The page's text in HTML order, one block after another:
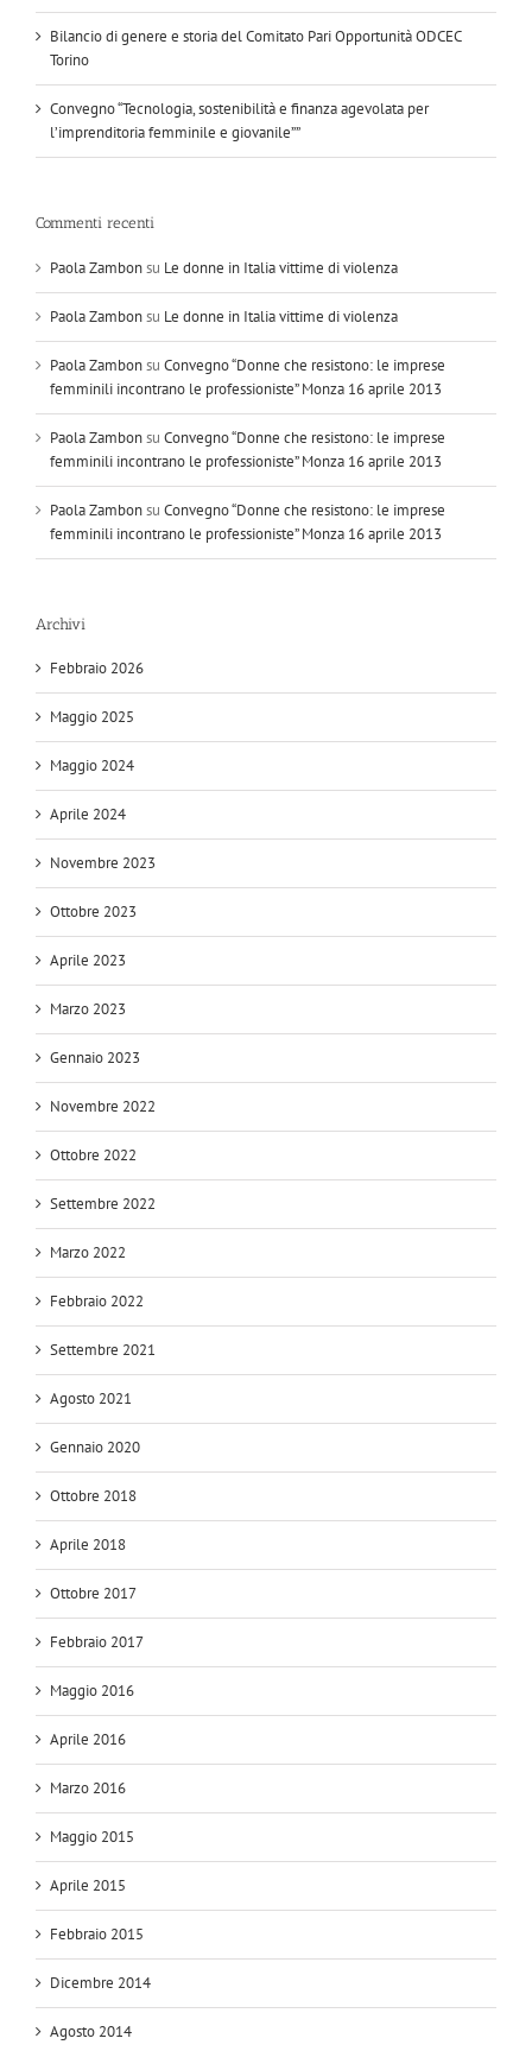
Bilancio di genere e storia del Comitato Pari Opportunità ODCEC
Torino
Convegno “Tecnologia, sostenibilità e finanza agevolata per
l’imprenditoria femminile e giovanile””
Commenti recenti
Paola Zambonsu Le donne in Italia vittime di violenza
Paola Zambonsu Le donne in Italia vittime di violenza
Paola Zambonsu Convegno “Donne che resistono: le imprese
femminili incontrano le professioniste” Monza 16 aprile 2013
Paola Zambonsu Convegno “Donne che resistono: le imprese
femminili incontrano le professioniste” Monza 16 aprile 2013
Paola Zambonsu Convegno “Donne che resistono: le imprese
femminili incontrano le professioniste” Monza 16 aprile 2013
Archivi
Febbraio 2026
Maggio 2025
Maggio 2024
Aprile 2024
Novembre 2023
Ottobre 2023
Aprile 2023
Marzo 2023
Gennaio 2023
Novembre 2022
Ottobre 2022
Settembre 2022
Marzo 2022
Febbraio 2022
Settembre 2021
Agosto 2021
Gennaio 2020
Ottobre 2018
Aprile 2018
Ottobre 2017
Febbraio 2017
Maggio 2016
Aprile 2016
Marzo 2016
Maggio 2015
Aprile 2015
Febbraio 2015
Dicembre 2014
Agosto 2014